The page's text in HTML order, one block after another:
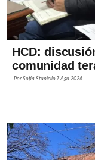
HCD:
comunidad
PorSofía Stupiello 7 Ago 2026